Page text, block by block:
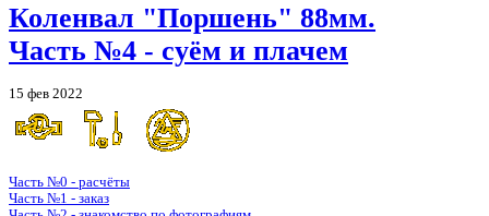
Коленвал "Поршень" 88мм.
Часть №4 - суём и плачем
15 фев 2022
Часть №0 - расчёты
Часть №1 - заказ